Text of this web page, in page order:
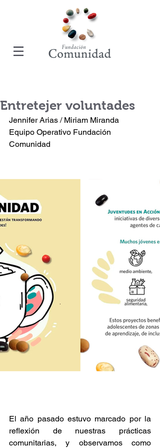
Entretejer voluntades
Jennifer Arias / Miriam Miranda
Equipo Operativo Fundación
Comunidad
El año pasado estuvo marcado por la
reflexión de nuestras prácticas
comunitarias, y observamos como